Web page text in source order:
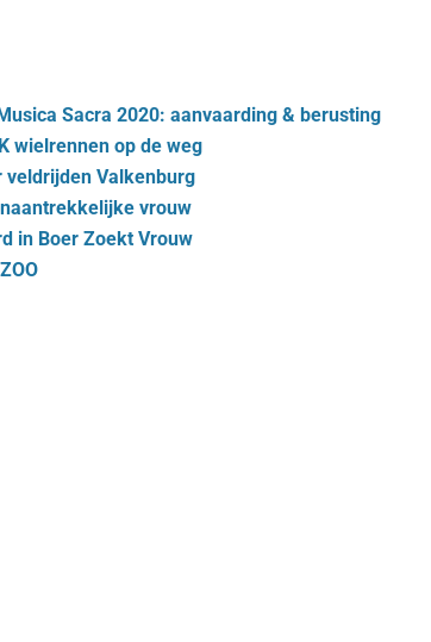
Sacra 2020: aanvaarding & berusting
wielrennen op de weg
veldrijden Valkenburg
vrouw
in Boer Zoekt Vrouw